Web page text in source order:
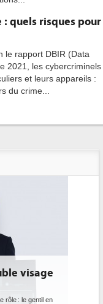
: quels risques pour
le rapport DBIR (Data
2021, les cybercriminels
et leurs appareils :
du crime...
une obligation